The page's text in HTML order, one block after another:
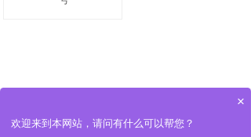
×
欢迎来到本网站，请问有什么可以帮您？